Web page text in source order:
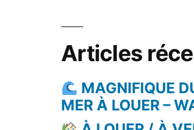
Articles
MAGNIFIQUE
MER À LOUER –